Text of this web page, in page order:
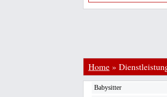
Home »
Babysitter